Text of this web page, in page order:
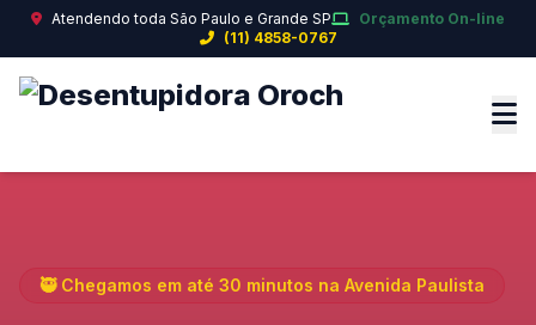
Atendendo toda São Paulo e Grande SP
Orçamento On-line
(11) 4858-0767
🥷 Chegamos em até 30 minutos na Avenida Paulista